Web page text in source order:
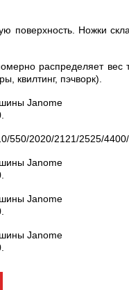
поверхность. Ножки
распределяет вес
квилтинг, пэчворк).